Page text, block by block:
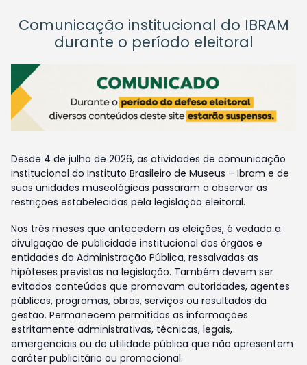
Comunicação institucional do IBRAM
durante o período eleitoral
Desde 4 de julho de 2026, as atividades de comunicação
institucional do Instituto Brasileiro de Museus – Ibram e de
suas unidades museológicas passaram a observar as
restrições estabelecidas pela legislação eleitoral.
Nos três meses que antecedem as eleições, é vedada a
divulgação de publicidade institucional dos órgãos e
entidades da Administração Pública, ressalvadas as
hipóteses previstas na legislação. Também devem ser
evitados conteúdos que promovam autoridades, agentes
públicos, programas, obras, serviços ou resultados da
gestão. Permanecem permitidas as informações
estritamente administrativas, técnicas, legais,
emergenciais ou de utilidade pública que não apresentem
caráter publicitário ou promocional.